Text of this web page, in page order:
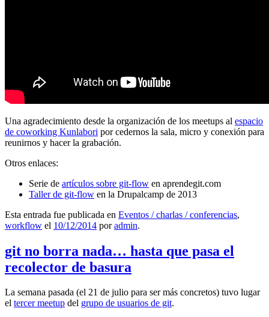
Una agradecimiento desde la organización de los meetups al espacio
de coworking Kunlabori por cedernos la sala, micro y conexión para
reunirnos y hacer la grabación.
Otros enlaces:
Serie de artículos sobre git-flow en aprendegit.com
Taller de git-flow en la Drupalcamp de 2013
Esta entrada fue publicada en Eventos / charlas / conferencias,
workflow el 10/12/2014 poradmin.
git no borra nada… hasta que pasa el
recolector de basura
La semana pasada (el 21 de julio para ser más concretos) tuvo lugar
el tercer meetup del grupo de usuarios de git.